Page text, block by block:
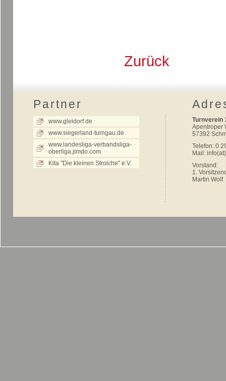
Zurück
Partner
www.gleidorf.de
www.siegerland-turngau.de
www.landesliga-verbandsliga-
oberliga.jimdo.com
Kita "Die kleinen Strolche" e.V.
Turnverein
Apentroper
57392
Telefon: 0
Mail:
Vorstand:
1.
Martin Wolf